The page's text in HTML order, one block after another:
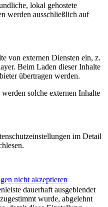
lokal gehostete
werden ausschließlich auf
von externen Diensten ein, z.
Beim Laden dieser Inhalte
übertragen werden.
solche externen Inhalte
im Detail
nicht akzeptieren
dauerhaft ausgeblendet
wurde, abgelehnt